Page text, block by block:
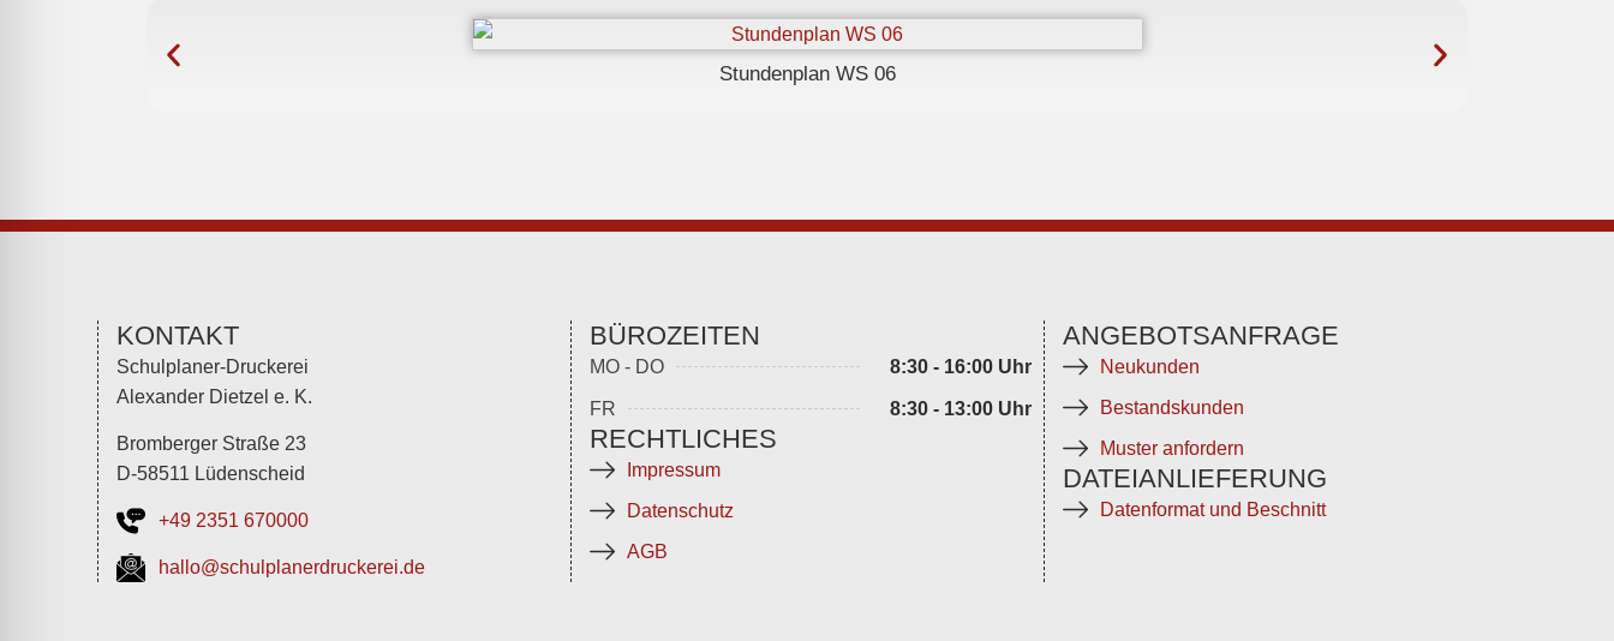
Stundenplan WS 06
KONTAKT
Schulplaner-Druckerei
Alexander Dietzel e. K.
Bromberger Straße 23
D-58511 Lüdenscheid
+49 2351 670000
hallo@schulplanerdruckerei.de
BÜROZEITEN
MO - DO 8:30 - 16:00 Uhr
FR 8:30 - 13:00 Uhr
RECHTLICHES
Impressum
Datenschutz
AGB
ANGEBOTSANFRAGE
Neukunden
Bestandskunden
Muster anfordern
DATEIANLIEFERUNG
Datenformat und Beschnitt